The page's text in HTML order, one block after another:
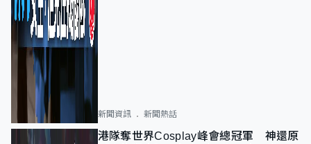
新聞資訊 新聞熱話
港隊奪世界Cosplay峰會總冠軍 神還原